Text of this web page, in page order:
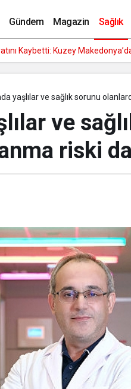
Gündem Magazin Sağlık
Kaybetti: Kuzey
yaşlılar ve sağlık sorunu
ve
riski
nelere dikkat